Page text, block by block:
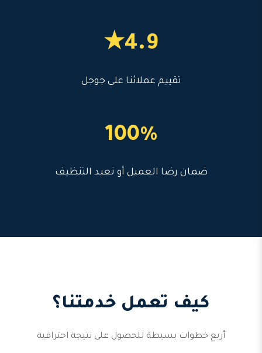
4.9★
تقييم عملائنا على جوجل
100%
ضمان رضا العميل أو نعيد التنظيف
كيف تعمل خدمتنا؟
أربع خطوات بسيطة للحصول على نتيجة احترافية